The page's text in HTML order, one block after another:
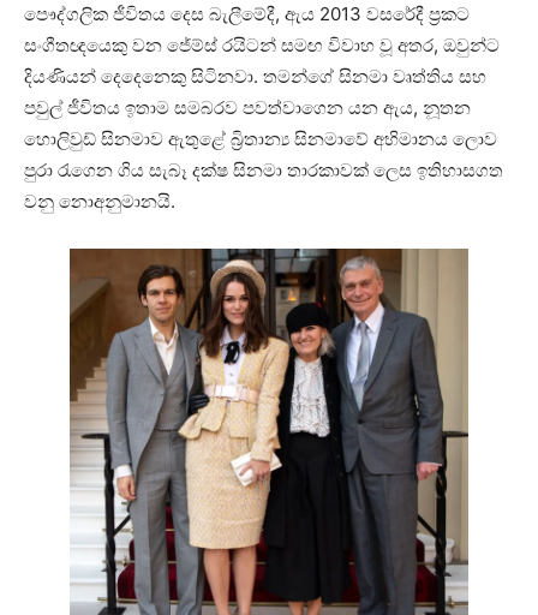
පෞද්ගලික ජීවිතය දෙස බැලීමේදී, ඇය 2013 වසරේදී ප්‍රකට
සංගීතඥයෙකු වන ජේම්ස් රයිටන් සමඟ විවාහ වූ අතර, ඔවුන්ට
දියණියන් දෙදෙනෙකු සිටිනවා. තමන්ගේ සිනමා වෘත්තිය සහ
පවුල් ජීවිතය ඉතාම සමබරව පවත්වාගෙන යන ඇය, නූතන
හොලිවුඩ් සිනමාව ඇතුළේ බ්‍රිතාන්‍ය සිනමාවේ අභිමානය ලොව
පුරා රැගෙන ගිය සැබෑ දක්ෂ සිනමා තාරකාවක් ලෙස ඉතිහාසගත
වනු නොඅනුමානයි.